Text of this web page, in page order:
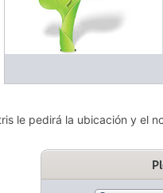
le pedirá la ubicación y el